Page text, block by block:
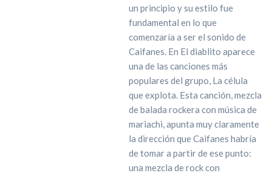
un principio y su estilo fue
fundamental en lo que
comenzaría a ser el sonido de
Caifanes. En El diablito aparece
una de las canciones más
populares del grupo, La célula
que explota. Esta canción, mezcla
de balada rockera con música de
mariachi, apunta muy claramente
la dirección que Caifanes habría
de tomar a partir de ese punto:
una mezcla de rock con